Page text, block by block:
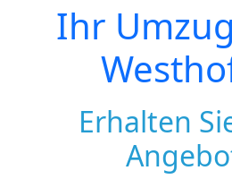
Ihr
Erhalten